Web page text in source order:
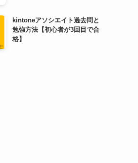
kintoneアソシエイト過去問と
勉強方法【初心者が3回目で合
格】